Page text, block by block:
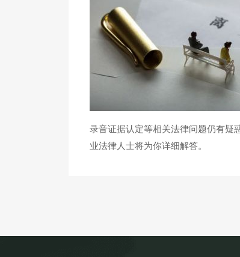
录音证据认定等相关法律问题仍有疑
业法律人士将为你详细解答。